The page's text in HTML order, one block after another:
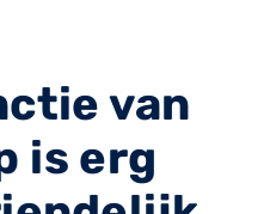
van
is erg